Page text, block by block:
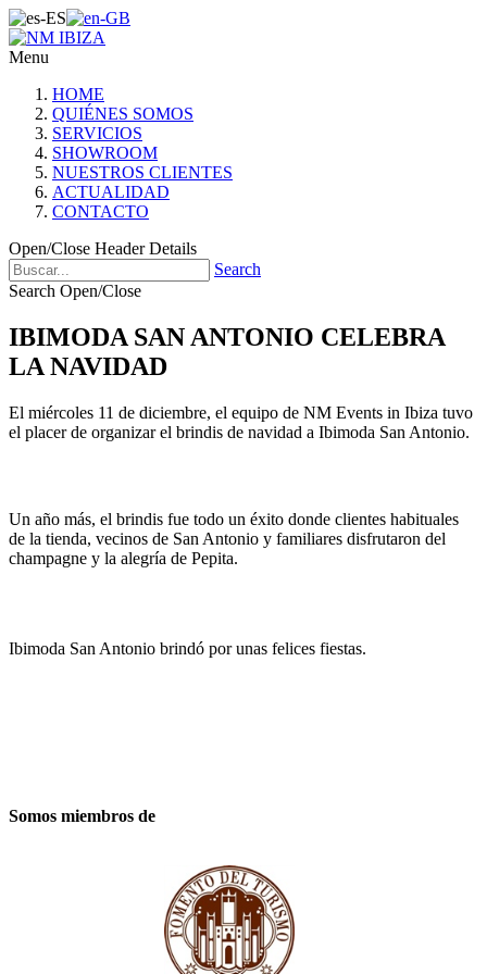
Menu
HOME
QUIÉNES SOMOS
SERVICIOS
SHOWROOM
NUESTROS CLIENTES
ACTUALIDAD
CONTACTO
Open/Close Header Details
Search
Search Open/Close
IBIMODA SAN ANTONIO CELEBRA
LA NAVIDAD
El miércoles 11 de diciembre, el equipo de NM Events in Ibiza tuvo
el placer de organizar el brindis de navidad a Ibimoda San Antonio.
Un año más, el brindis fue todo un éxito donde clientes habituales
de la tienda, vecinos de San Antonio y familiares disfrutaron del
champagne y la alegría de Pepita.
Ibimoda San Antonio brindó por unas felices fiestas.
Somos miembros de